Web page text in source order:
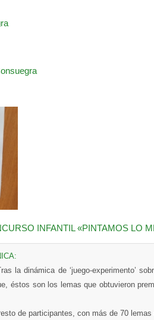
INFANTIL «PINTAMOS LO
la dinámica de ‘juego-experimento’
éstos son los lemas que obtuvieron
de participantes, con más de 70 lemas